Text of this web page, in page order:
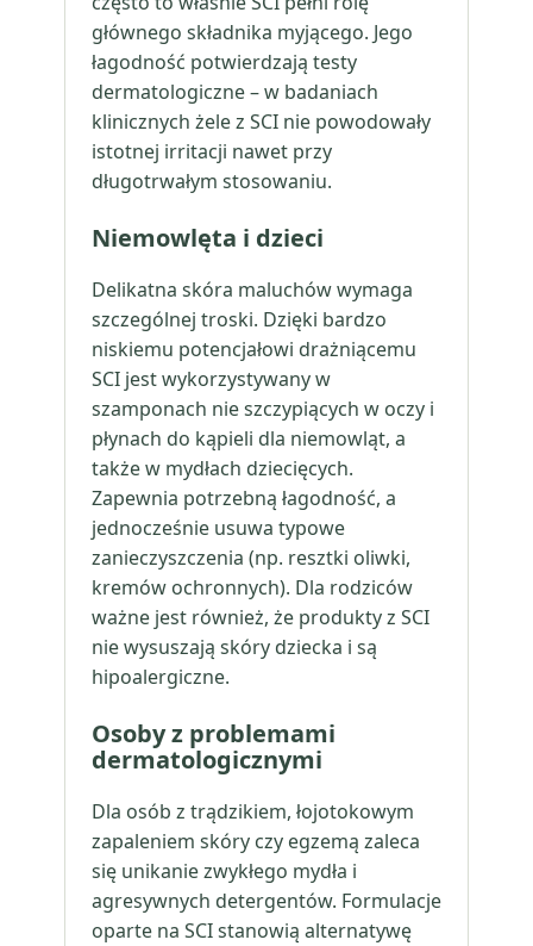
głównego składnika myjącego. Jego
łagodność potwierdzają testy
dermatologiczne – w badaniach
klinicznych żele z SCI nie powodowały
istotnej irritacji nawet przy
długotrwałym stosowaniu.
Niemowlęta i dzieci
Delikatna skóra maluchów wymaga
szczególnej troski. Dzięki bardzo
niskiemu potencjałowi drażniącemu
SCI jest wykorzystywany w
szamponach nie szczypiących w oczy i
płynach do kąpieli dla niemowląt, a
także w mydłach dziecięcych.
Zapewnia potrzebną łagodność, a
jednocześnie usuwa typowe
zanieczyszczenia (np. resztki oliwki,
kremów ochronnych). Dla rodziców
ważne jest również, że produkty z SCI
nie wysuszają skóry dziecka i są
hipoalergiczne.
Osoby z problemami
dermatologicznymi
Dla osób z trądzikiem, łojotokowym
zapaleniem skóry czy egzemą zaleca
się unikanie zwykłego mydła i
agresywnych detergentów. Formulacje
oparte na SCI stanowią alternatywę